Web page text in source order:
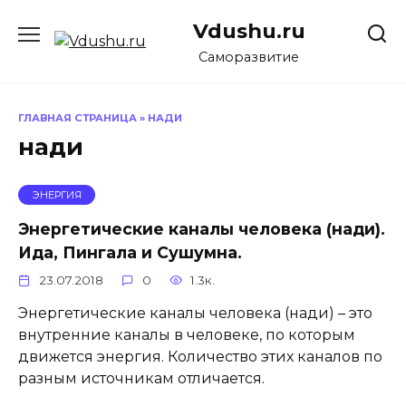
содержанию
Vdushu.ru
Саморазвитие
ГЛАВНАЯ СТРАНИЦА » НАДИ
нади
ЭНЕРГИЯ
Энергетические каналы человека (нади).
Ида, Пингала и Сушумна.
23.07.2018 0 1.3к.
Энергетические каналы человека (нади) – это
внутренние каналы в человеке, по которым
движется энергия. Количество этих каналов по
разным источникам отличается.